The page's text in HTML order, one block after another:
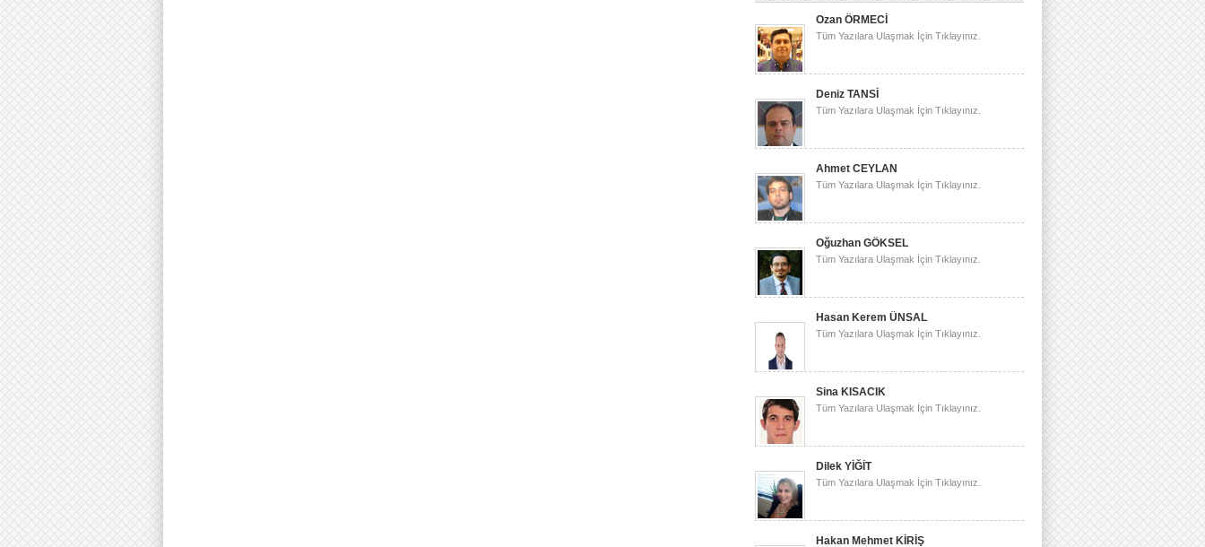
Ozan ÖRMECİ
Tüm Yazılara Ulaşmak İçin Tıklayınız.
Deniz TANSİ
Tüm Yazılara Ulaşmak İçin Tıklayınız.
Ahmet CEYLAN
Tüm Yazılara Ulaşmak İçin Tıklayınız.
Oğuzhan GÖKSEL
Tüm Yazılara Ulaşmak İçin Tıklayınız.
Hasan Kerem ÜNSAL
Tüm Yazılara Ulaşmak İçin Tıklayınız.
Sina KISACIK
Tüm Yazılara Ulaşmak İçin Tıklayınız.
Dilek YİĞİT
Tüm Yazılara Ulaşmak İçin Tıklayınız.
Hakan Mehmet KİRİŞ